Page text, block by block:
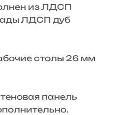
из ЛДСП
ЛДСП дуб
столы 26 мм
панель